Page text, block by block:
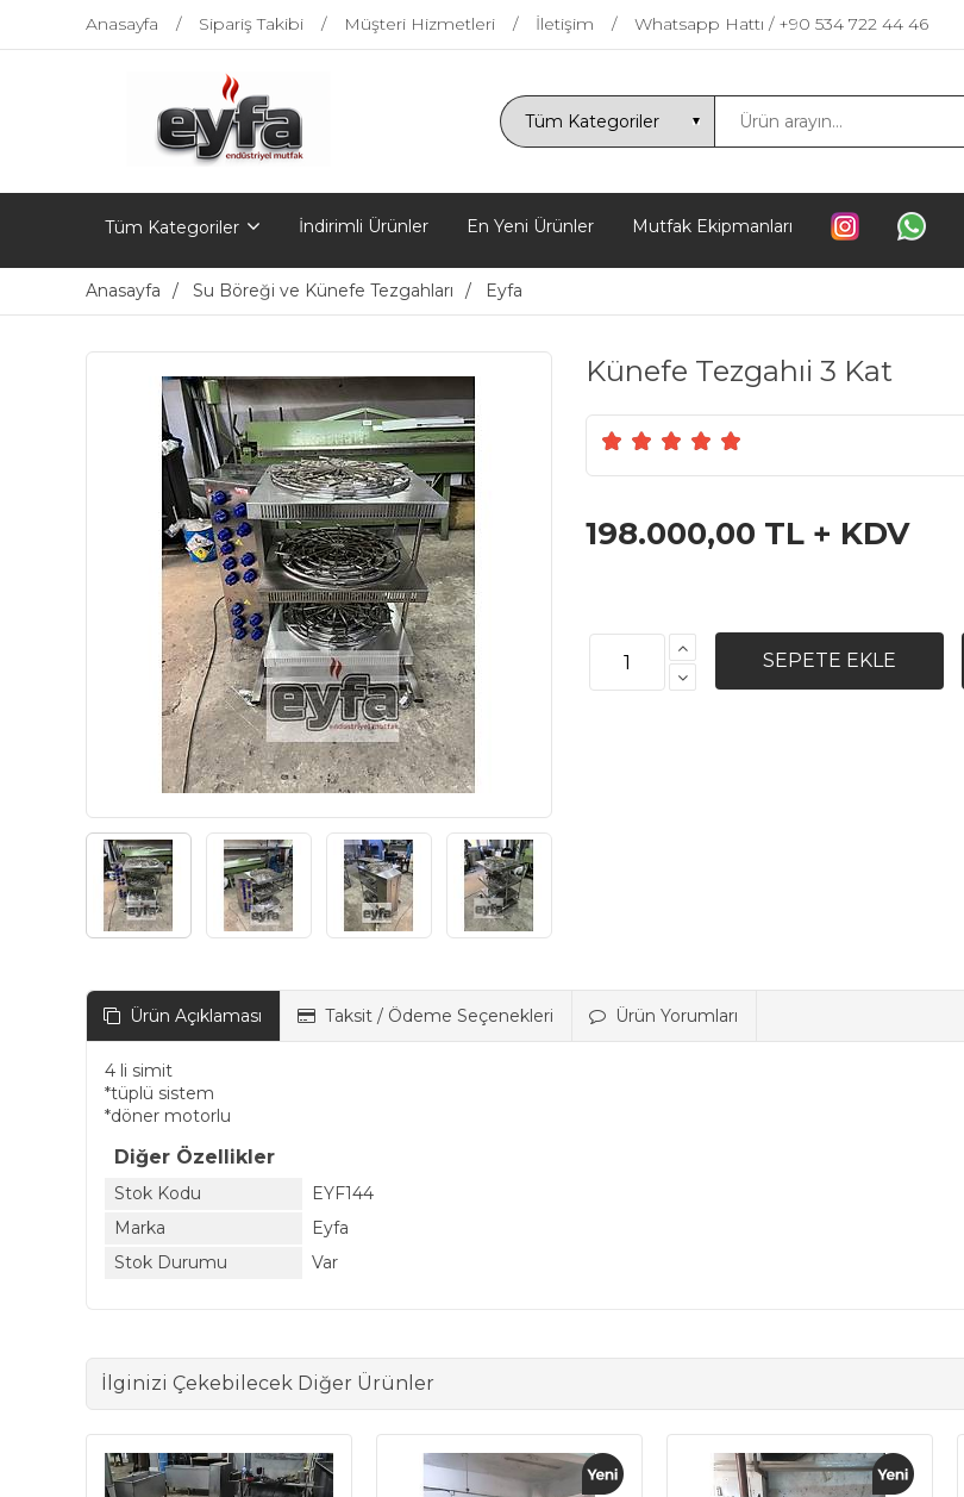
Anasayfa Sipariş Takibi Müşteri Hizmetleri İletişim Whatsapp Hattı / +90 534 722 44 46
Tüm Kategoriler İndirimli Ürünler En Yeni Ürünler Mutfak Ekipmanları
Anasayfa Su Böreği ve Künefe Tezgahları Eyfa
Künefe Tezgahıi 3 Kat
198.000,00 TL + KDV
Ürün Açıklaması Taksit / Ödeme Seçenekleri Ürün Yorumları
4 li simit
*tüplü sistem
*döner motorlu
Diğer Özellikler
Stok Kodu
EYF144
Marka
Eyfa
Stok Durumu
Var
İlginizi Çekebilecek Diğer Ürünler